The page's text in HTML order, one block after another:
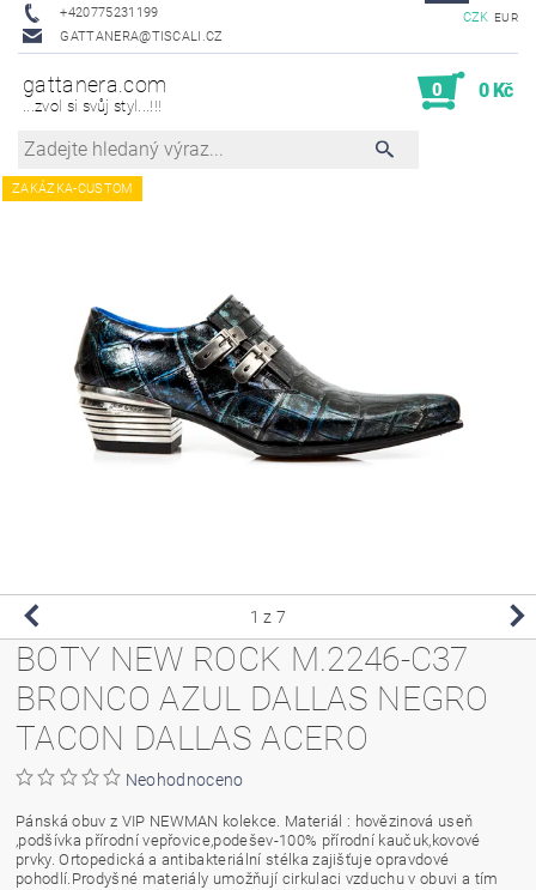
+420775231199
GATTANERA@TISCALI.CZ
CZK EUR
gattanera.com
...zvol si svůj styl...!!!
0 0 Kč
ZAKÁZKA-CUSTOM
1 z 7
BOTY NEW ROCK M.2246-C37
BRONCO AZUL DALLAS NEGRO
TACON DALLAS ACERO
Neohodnoceno
Pánská obuv z VIP NEWMAN kolekce. Materiál : hovězinová useň
,podšívka přírodní vepřovice,podešev-100% přírodní kaučuk,kovové
prvky. Ortopedická a antibakteriální stélka zajišťuje opravdové
pohodlí.Prodyšné materiály umožňují cirkulaci vzduchu v obuvi a tím